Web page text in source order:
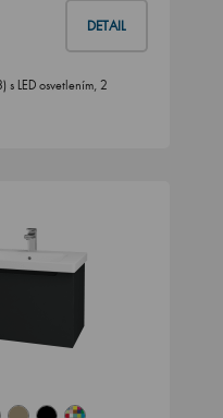
DETAIL
LED osvetlením, 2